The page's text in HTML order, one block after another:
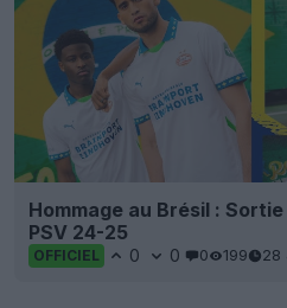
Hommage au Brésil :
PSV 24-25
OFFICIEL 0 0 0 199 28